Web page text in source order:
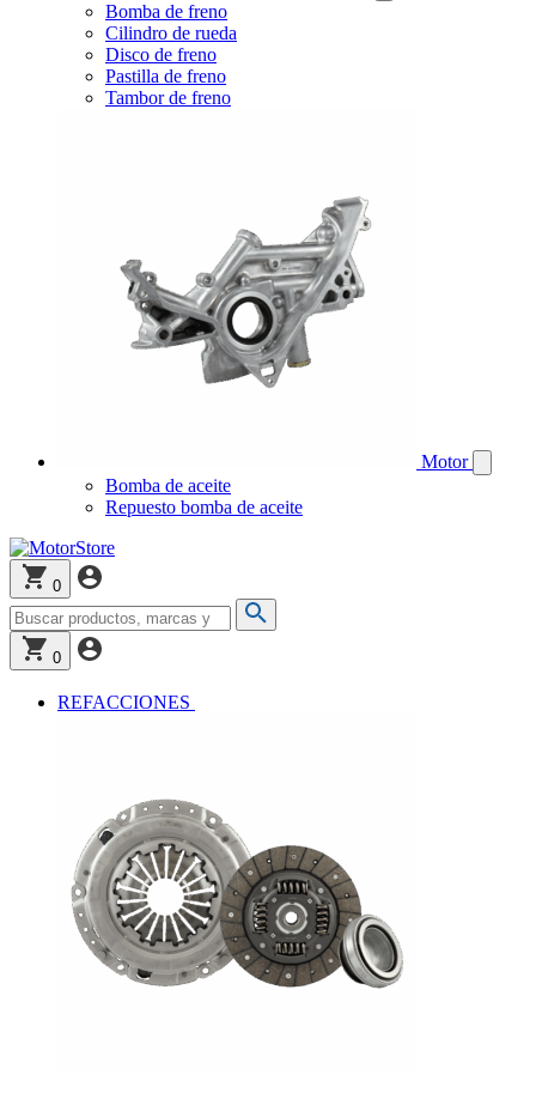
Bomba de freno
Cilindro de rueda
Disco de freno
Pastilla de freno
Tambor de freno
Motor
Bomba de aceite
Repuesto bomba de aceite
0
0
REFACCIONES